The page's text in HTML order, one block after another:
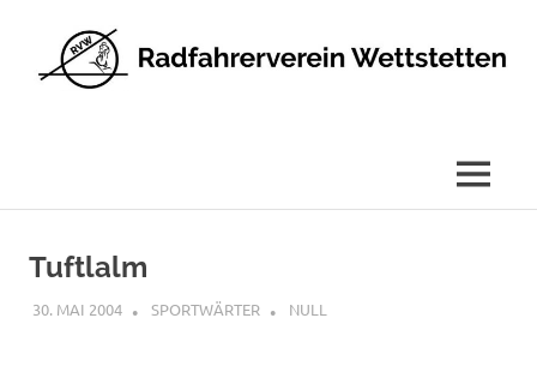
springen
MENÜ
Tuftlalm
30. MAI 2004 SPORTWÄRTER NULL